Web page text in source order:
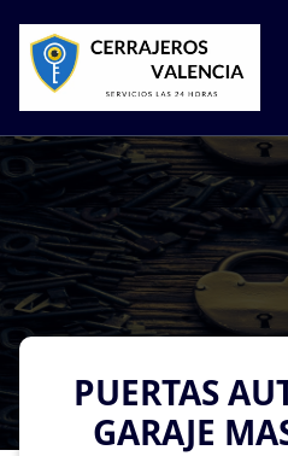
content
PUERTAS
GARAJE